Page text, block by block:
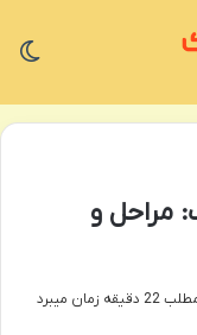
مراحل و
میبرد